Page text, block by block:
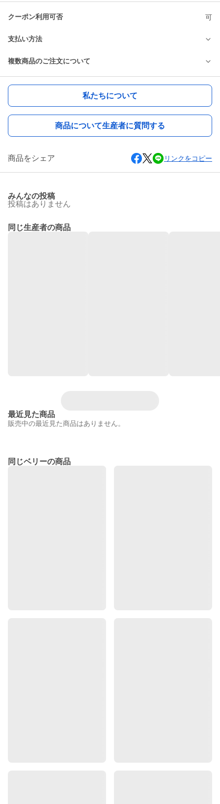
クーポン利用可否 可
支払い方法
複数商品のご注文について
私たちについて
商品について生産者に質問する
商品をシェア リンクをコピー
みんなの投稿
投稿はありません
同じ生産者の商品
最近見た商品
販売中の最近見た商品はありません。
同じベリーの商品